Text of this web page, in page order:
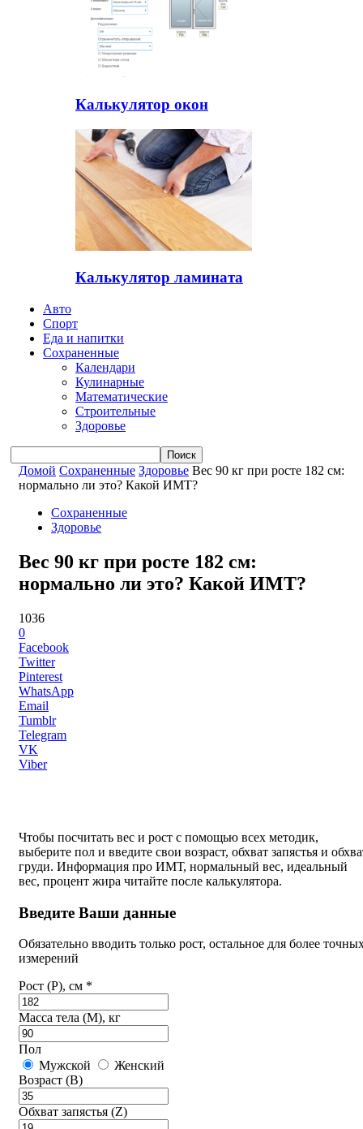
Калькулятор окон
Калькулятор ламината
Авто
Спорт
Еда и напитки
Сохраненные
Календари
Кулинарные
Математические
Строительные
Здоровье
Домой Сохраненные Здоровье Вес 90 кг при росте 182 см:
нормально ли это? Какой ИМТ?
Сохраненные
Здоровье
Вес 90 кг при росте 182 см:
нормально ли это? Какой ИМТ?
1036
0
Facebook
Twitter
Pinterest
WhatsApp
Email
Tumblr
Telegram
VK
Viber
Чтобы посчитать вес и рост с помощью всех методик,
выберите пол и введите свои возраст, обхват запястья и
груди. Информация про ИМТ, нормальный вес, идеальный
вес, процент жира читайте после калькулятора.
Введите Ваши данные
Обязательно вводить только рост, остальное для более
измерений
Рост (P), см *
Масса тела (M), кг
Пол
Мужской
Женский
Возраст (B)
Обхват запястья (Z)